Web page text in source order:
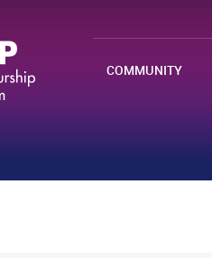
COMMUNITY